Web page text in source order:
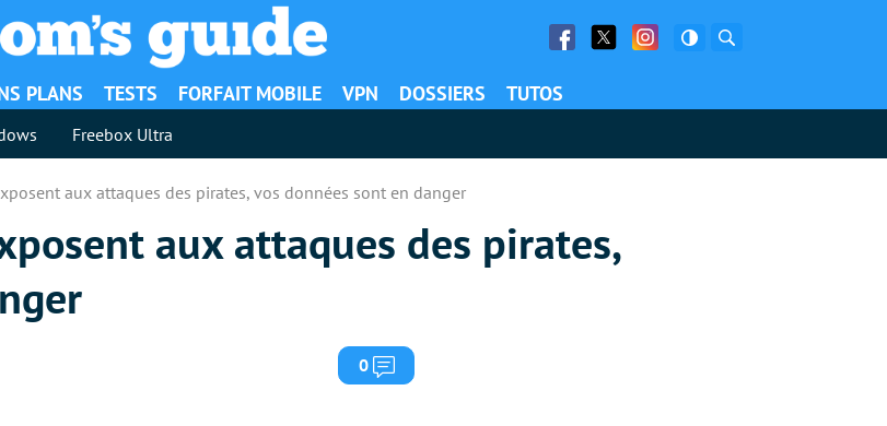
Facebook
Twitter Facebook
PLANS TESTS FORFAIT MOBILE VPN DOSSIERS TUTOS
Freebox Ultra
aux attaques des pirates, vos données sont en danger
aux attaques des pirates,
0 Commentaires